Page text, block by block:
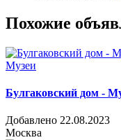
Похожие
Музеи
Булгаковский дом -
Добавлено 22.08.2023
Москва